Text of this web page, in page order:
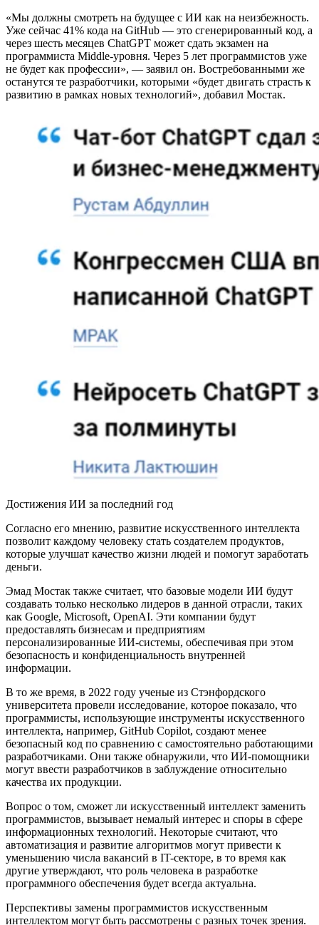
«Мы должны смотреть на будущее с ИИ как на неизбежность.
Уже сейчас 41% кода на GitHub — это сгенерированный код, а
через шесть месяцев ChatGPT может сдать экзамен на
программиста Middle-уровня. Через 5 лет программистов уже
не будет как профессии», — заявил он. Востребованными же
останутся те разработчики, которыми «будет двигать страсть к
развитию в рамках новых технологий», добавил Мостак.
Достижения ИИ за последний год
Согласно его мнению, развитие искусственного интеллекта
позволит каждому человеку стать создателем продуктов,
которые улучшат качество жизни людей и помогут заработать
деньги.
Эмад Мостак также считает, что базовые модели ИИ будут
создавать только несколько лидеров в данной отрасли, таких
как Google, Microsoft, OpenAI. Эти компании будут
предоставлять бизнесам и предприятиям
персонализированные ИИ-системы, обеспечивая при этом
безопасность и конфиденциальность внутренней
информации.
В то же время, в 2022 году ученые из Стэнфордского
университета провели исследование, которое показало, что
программисты, использующие инструменты искусственного
интеллекта, например, GitHub Copilot, создают менее
безопасный код по сравнению с самостоятельно работающими
разработчиками. Они также обнаружили, что ИИ-помощники
могут ввести разработчиков в заблуждение относительно
качества их продукции.
Вопрос о том, сможет ли искусственный интеллект заменить
программистов, вызывает немалый интерес и споры в сфере
информационных технологий. Некоторые считают, что
автоматизация и развитие алгоритмов могут привести к
уменьшению числа вакансий в IT-секторе, в то время как
другие утверждают, что роль человека в разработке
программного обеспечения будет всегда актуальна.
Перспективы замены программистов искусственным
интеллектом могут быть рассмотрены с разных точек зрения.